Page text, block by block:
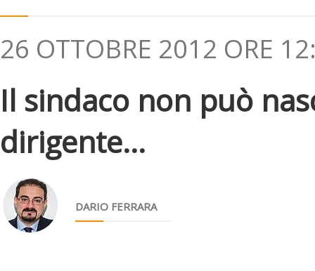
26 OTTOBRE 2012 ORE
Il sindaco non può
dirigente...
DARIO FERRARA